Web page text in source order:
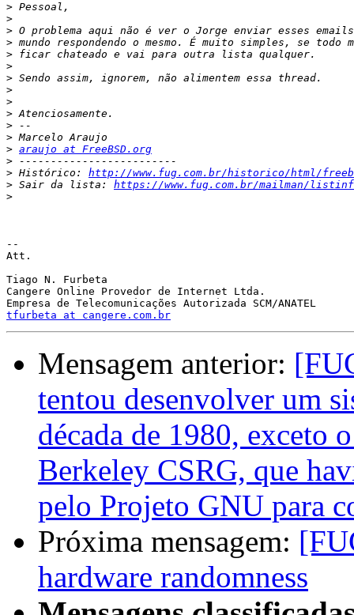
>
>
>
>
>
>
>
>
>
>
>
>
> araujo at FreeBSD.org
>
> Histórico: http://www.fug.com.br/historico/html/
> Sair da lista: https://www.fug.com.br/mailman/
>
--
Att.
Tiago N. Furbeta
Cangere Online Provedor de Internet Ltda.
tfurbeta at cangere.com.br
Mensagem anterior:
tentou desenvolver um
década de 1980, exceto
Berkeley CSRG, que
pelo Projeto GNU para
Próxima mensagem:
hardware randomness